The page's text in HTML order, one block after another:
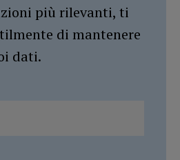
più rilevanti, ti
di mantenere
dati.